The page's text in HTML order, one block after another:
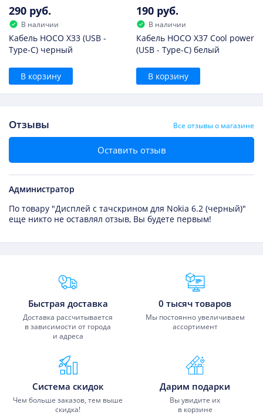
290 руб.
В наличии
Кабель HOCO X33 (USB -
Type-C) черный
В корзину
190 руб.
В наличии
Кабель HOCO X37 Cool power
(USB - Type-C) белый
В корзину
Отзывы Все отзывы о магазине
Оставить отзыв
Администратор
По товару "Дисплей с тачскрином для Nokia 6.2 (черный)"
еще никто не оставлял отзыв, Вы будете первым!
Преимущества Fixmobile
Быстрая доставка
Доставка рассчитывается
в зависимости от города
и адреса
0 тысяч товаров
Мы постоянно увеличиваем
ассортимент
Система скидок
Чем больше заказов, тем выше
скидка!
Дарим подарки
Вы увидите их
в корзине